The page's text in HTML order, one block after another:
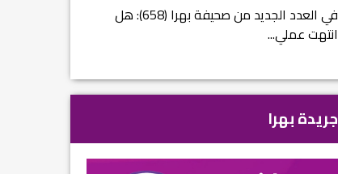
في العدد (659) من بهرا : انقضى عام النصر… م...
جريدة بهرا